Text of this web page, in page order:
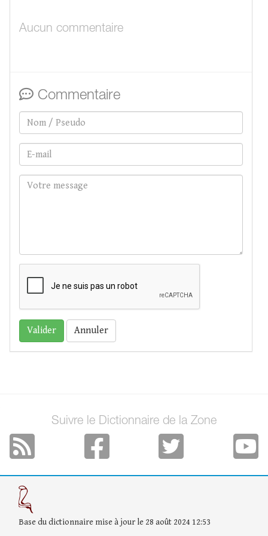
Aucun commentaire
Commentaire
Annuler
Suivre le Dictionnaire de la Zone
Base du dictionnaire mise à jour le 28 août 2024 12:53